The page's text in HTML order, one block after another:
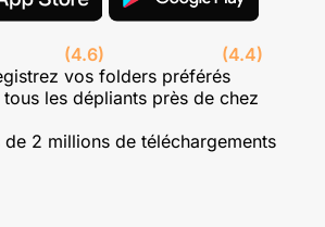
(4.6)
(4.4)
vos folders préférés
les dépliants près de chez
de 2 millions de téléchargements